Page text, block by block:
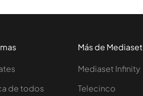
de todos
Más de Mediaset
Mediaset Infinity
Telecinco